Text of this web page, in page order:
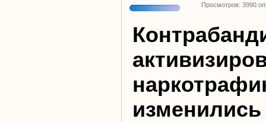
Просмотров: 3990
изменились